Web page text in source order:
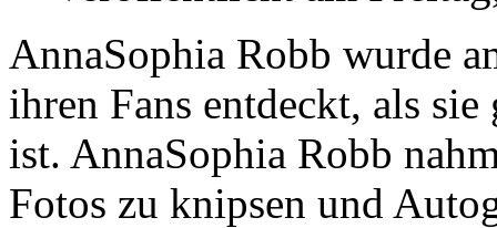
AnnaSophia Robb wurde
ihren Fans entdeckt, als
ist. AnnaSophia Robb
Fotos zu knipsen und